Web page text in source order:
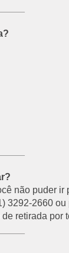
não puder ir
3292-2660 ou
retirada por